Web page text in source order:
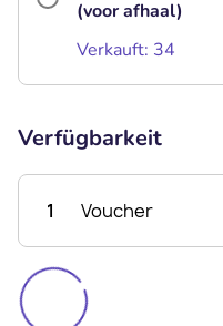
(voor afhaal)
Verkauft: 34
Verfügbarkeit
1 Voucher